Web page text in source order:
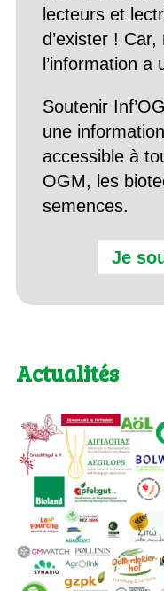
lecteurs et
d’exister !
l’information a
Soutenir
une
accessible à
OGM, les
semences.
Je
Actualités